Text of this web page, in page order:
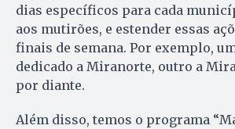
dias específicos para cada
aos mutirões, e estender essas
finais de semana. Por exemplo,
dedicado a Miranorte, outro a
por diante.
Além disso, temos o programa